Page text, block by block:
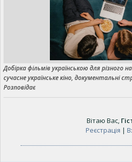
Добірка фільмів українською для різного
сучасне українське кіно, документальні
Розповідає
Вітаю Вас,
Реєстрація |